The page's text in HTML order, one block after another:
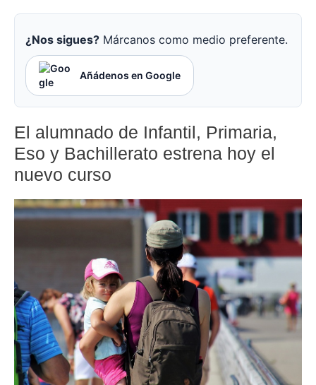
¿Nos sigues? Márcanos como medio preferente.
Añádenos en Google
El alumnado de Infantil, Primaria,
Eso y Bachillerato estrena hoy el
nuevo curso